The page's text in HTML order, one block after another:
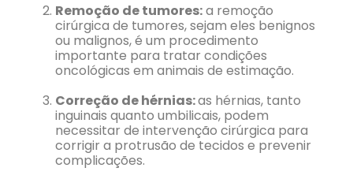
Remoção de tumores:a remoção
cirúrgica de tumores, sejam eles benignos
ou malignos, é um procedimento
importante para tratar condições
oncológicas em animais de estimação.
Correção de hérnias:as hérnias, tanto
inguinais quanto umbilicais, podem
necessitar de intervenção cirúrgica para
corrigir a protrusão de tecidos e prevenir
complicações.